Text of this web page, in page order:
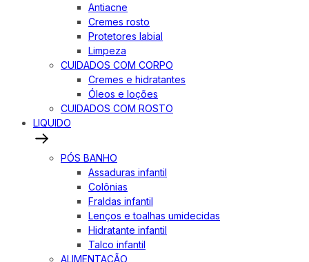
Antiacne
Cremes rosto
Protetores labial
Limpeza
CUIDADOS COM CORPO
Cremes e hidratantes
Óleos e loções
CUIDADOS COM ROSTO
LIQUIDO
PÓS BANHO
Assaduras infantil
Colônias
Fraldas infantil
Lenços e toalhas umidecidas
Hidratante infantil
Talco infantil
ALIMENTAÇÃO